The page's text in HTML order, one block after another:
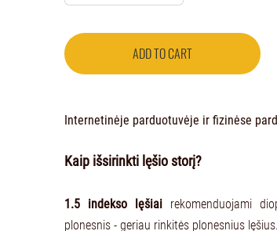
ADD TO CART
Internetinėje parduotuvėje ir fizinėse
Kaip išsirinkti lęšio storį?
1.5 indekso lęšiai rekomenduojami
plonesnis - geriau rinkitės plonesnius lęšius.